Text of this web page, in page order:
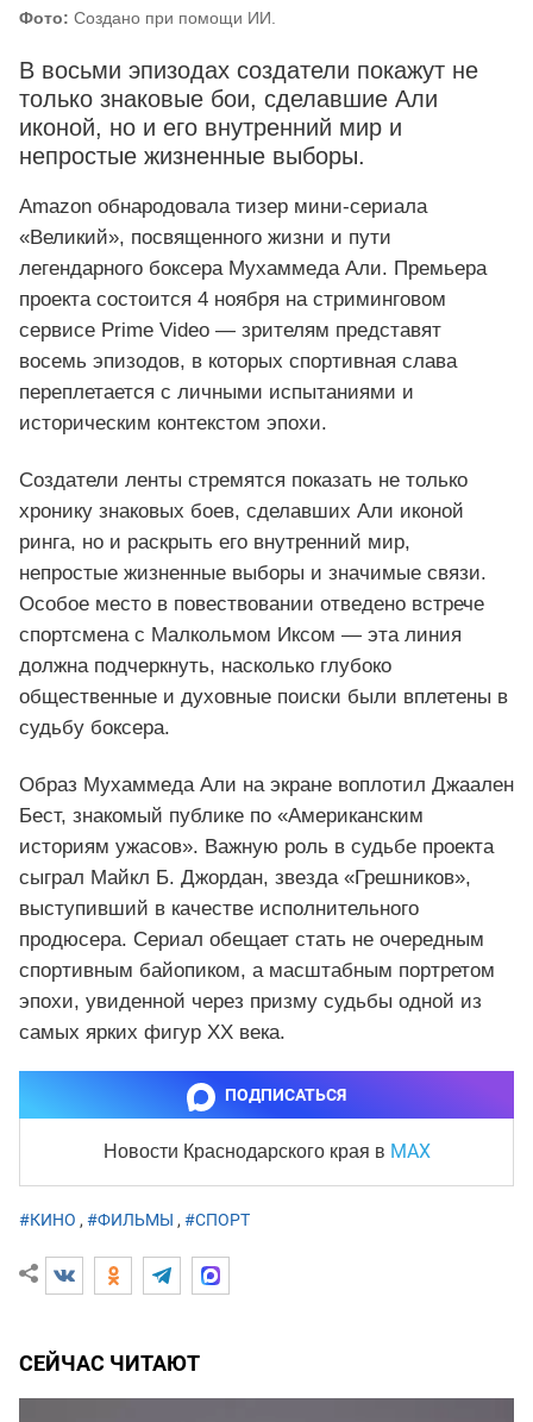
Фото: Создано при помощи ИИ.
В восьми эпизодах создатели покажут не
только знаковые бои, сделавшие Али
иконой, но и его внутренний мир и
непростые жизненные выборы.
Amazon обнародовала тизер мини‑сериала
«Великий», посвященного жизни и пути
легендарного боксера Мухаммеда Али. Премьера
проекта состоится 4 ноября на стриминговом
сервисе Prime Video — зрителям представят
восемь эпизодов, в которых спортивная слава
переплетается с личными испытаниями и
историческим контекстом эпохи.
Создатели ленты стремятся показать не только
хронику знаковых боев, сделавших Али иконой
ринга, но и раскрыть его внутренний мир,
непростые жизненные выборы и значимые связи.
Особое место в повествовании отведено встрече
спортсмена с Малкольмом Иксом — эта линия
должна подчеркнуть, насколько глубоко
общественные и духовные поиски были вплетены в
судьбу боксера.
Образ Мухаммеда Али на экране воплотил Джаален
Бест, знакомый публике по «Американским
историям ужасов». Важную роль в судьбе проекта
сыграл Майкл Б. Джордан, звезда «Грешников»,
выступивший в качестве исполнительного
продюсера. Сериал обещает стать не очередным
спортивным байопиком, а масштабным портретом
эпохи, увиденной через призму судьбы одной из
самых ярких фигур XX века.
ПОДПИСАТЬСЯ
Новости Краснодарского края в MAX
#КИНО , #ФИЛЬМЫ , #СПОРТ
СЕЙЧАС ЧИТАЮТ